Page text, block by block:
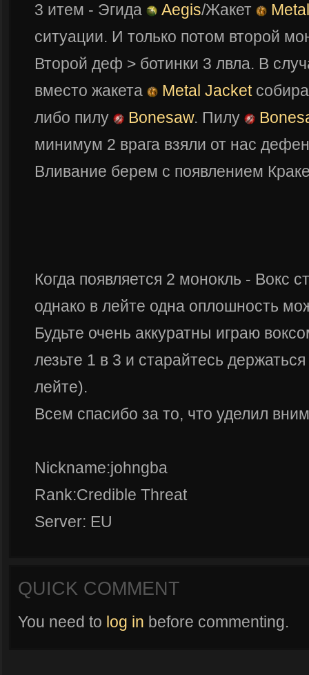
3 итем - Эгида
Aegis/Жакет
ситуации. И только потом второй
Второй деф > ботинки 3 лвла. В
вместо жакета
Metal Jacket
либо пилу
Bonesaw. Пилу
минимум 2 врага взяли от нас
Вливание берем с появлением
Когда появляется 2 монокль - Вокс
однако в лейте одна оплошность
Будьте очень аккуратны играю
лезьте 1 в 3 и старайтесь
лейте).
Всем спасибо за то, что уделил
Nickname:johngba
Rank:Credible Threat
Server: EU
QUICK COMMENT
You need to log in before commenting.